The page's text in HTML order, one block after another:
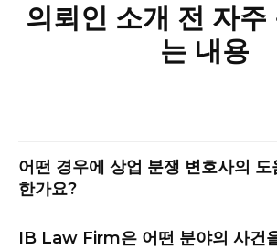
의뢰인 소개 전 자주
는 내용
어떤 경우에 상업 분쟁 변호사의 도
한가요?
IB Law Firm은 어떤 분야의 사건